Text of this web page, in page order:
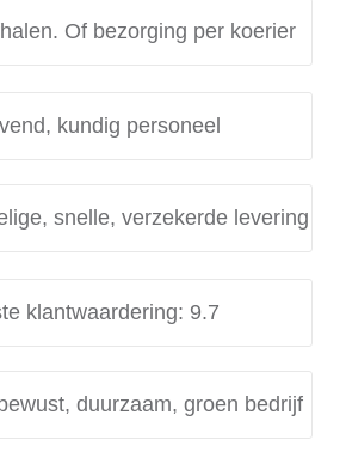
Of bezorging per koerier
kundig personeel
snelle, verzekerde levering
klantwaardering: 9.7
duurzaam, groen bedrijf